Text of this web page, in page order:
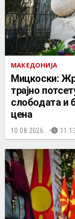
МАКЕДОНИЈА
Мицкоски:
трајно
слободата и
цена
10.08.2026.